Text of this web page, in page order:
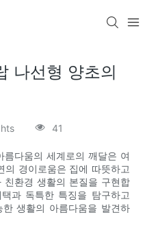
나선형 양초의
41
다움의 세계로의 깨달은 여
의 경이로움은 집에 따뜻하고
환경 생활의 본질을 구현합
과 독특한 특징을 탐구하고
생활의 아름다움을 발견하